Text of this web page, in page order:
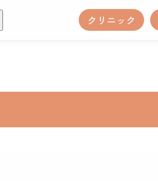
クリニック